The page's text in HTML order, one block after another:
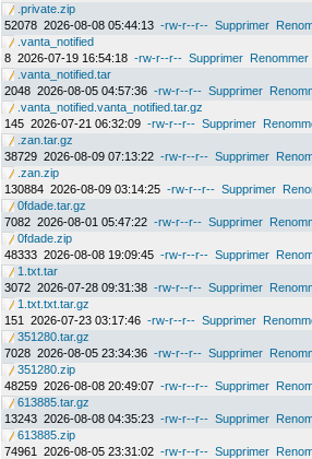
.private.zip
52078 2026-08-08 05:44:13 -rw-r--r-- Supprimer
.vanta_notified
8 2026-07-19 16:54:18 -rw-r--r-- Supprimer Renommer
.vanta_notified.tar
2048 2026-08-05 04:57:36 -rw-r--r-- Supprimer
.vanta_notified.vanta_notified.tar.gz
145 2026-07-21 06:32:09 -rw-r--r-- Supprimer
.zan.tar.gz
38729 2026-08-09 07:13:22 -rw-r--r-- Supprimer
.zan.zip
130884 2026-08-09 03:14:25 -rw-r--r-- Supprimer
0fdade.tar.gz
7082 2026-08-01 05:47:22 -rw-r--r-- Supprimer
0fdade.zip
48333 2026-08-08 19:09:45 -rw-r--r-- Supprimer
1.txt.tar
3072 2026-07-28 09:31:38 -rw-r--r-- Supprimer
1.txt.txt.tar.gz
151
2026-07-23 03:17:46 -rw-r--r-- Supprimer
351280.tar.gz
7028 2026-08-05 23:34:36 -rw-r--r-- Supprimer
351280.zip
48259 2026-08-08 20:49:07 -rw-r--r-- Supprimer
613885.tar.gz
13243 2026-08-08 04:35:23 -rw-r--r-- Supprimer
613885.zip
74961
2026-08-05 23:31:02 -rw-r--r-- Supprimer